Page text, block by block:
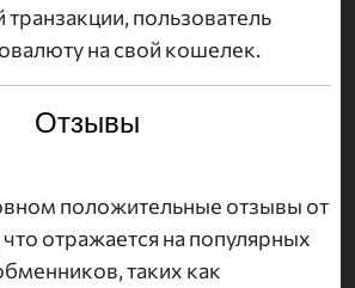
пользователь
на свой кошелек.
Отзывы
положительные отзывы от
отражается на популярных
таких как